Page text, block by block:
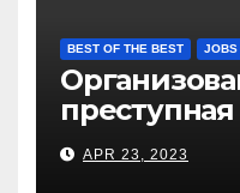
BEST OF THE BEST JOBS
под
Рижкова
APR 23, 2023